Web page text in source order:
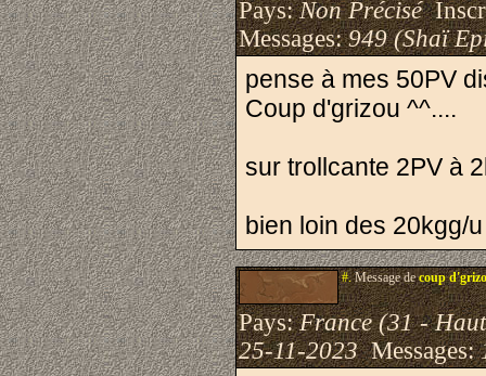
Pays:Non Précisé
Messages:949 (Shaï
pense à mes 50PV
Coup d'grizou ^^....
sur trollcante 2PV à
bien loin des 20kgg/
#.Message decoup
Pays:France (31 -
25-11-2023Messages: